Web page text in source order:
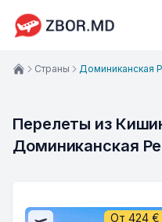
Страны Доминиканская
Перелеты из
Доминиканская
От 424 €